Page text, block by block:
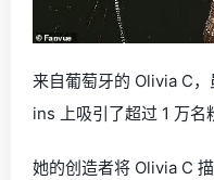
来自葡萄牙的 Olivia C
ins 上吸引了超过 1 万名
她的创造者将 Olivia C